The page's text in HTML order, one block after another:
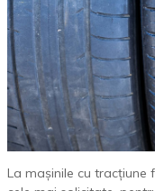
La mașinile cu tracțiune